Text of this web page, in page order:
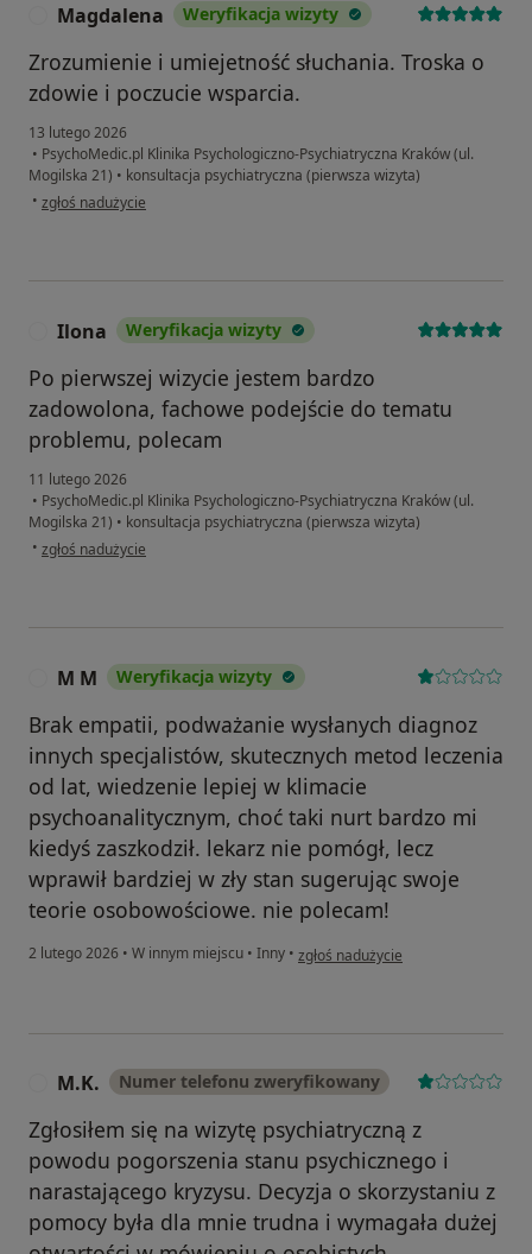
Magdalena Weryfikacja wizyty
Zrozumienie i umiejetność słuchania. Troska o
zdowie i poczucie wsparcia.
13 lutego 2026
• PsychoMedic.pl Klinika Psychologiczno-Psychiatryczna Kraków (ul.
Mogilska 21) • konsultacja psychiatryczna (pierwsza wizyta)
• w opinii użytkownika Magdalena
zgłoś nadużycie
Ilona Weryfikacja wizyty
Po pierwszej wizycie jestem bardzo
zadowolona, fachowe podejście do tematu
problemu, polecam
11 lutego 2026
• PsychoMedic.pl Klinika Psychologiczno-Psychiatryczna Kraków (ul.
Mogilska 21) • konsultacja psychiatryczna (pierwsza wizyta)
• w opinii użytkownika Ilona
zgłoś nadużycie
M M Weryfikacja wizyty
Brak empatii, podważanie wysłanych diagnoz
innych specjalistów, skutecznych metod leczenia
od lat, wiedzenie lepiej w klimacie
psychoanalitycznym, choć taki nurt bardzo mi
kiedyś zaszkodził. lekarz nie pomógł, lecz
wprawił bardziej w zły stan sugerując swoje
teorie osobowościowe. nie polecam!
2 lutego 2026 • W innym miejscu • Inny • w opinii użytkownika M M
zgłoś nadużycie
M.K. Numer telefonu zweryfikowany
Zgłosiłem się na wizytę psychiatryczną z
powodu pogorszenia stanu psychicznego i
narastającego kryzysu. Decyzja o skorzystaniu z
pomocy była dla mnie trudna i wymagała dużej